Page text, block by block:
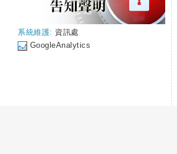
系統維護: 資訊處
GoogleAnalytics